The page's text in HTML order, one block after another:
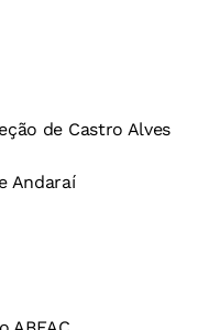
de Castro Alves
Andaraí